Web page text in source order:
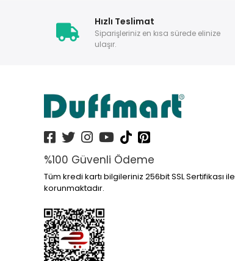
Hızlı Teslimat
Siparişleriniz en kısa sürede elinize
ulaşır.
%100 Güvenli Ödeme
Tüm kredi kartı bilgileriniz 256bit SSL Sertifikası ile
korunmaktadır.